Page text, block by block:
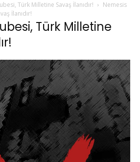
Türk Milletine Savaş İlanıdır!
Nemesis
İlanıdır!
Türk Milletine